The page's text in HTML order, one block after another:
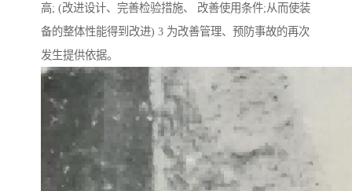
高; (改进设计、完善检验措施、 改善使用条件;从而使装
备的整体性能得到改进) 3 为改善管理、预防事故的再次
发生提供依据。